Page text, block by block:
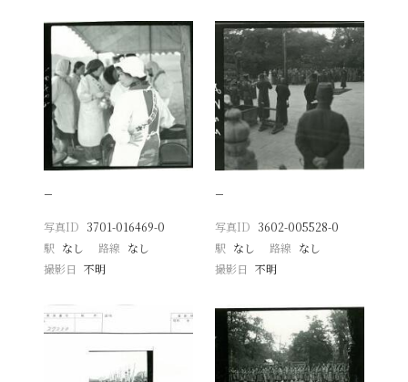
−
写真ID 3701-016469-0
駅 なし 路線 なし
撮影日
不明
−
写真ID 3602-005528-0
駅 なし 路線 なし
撮影日 不明